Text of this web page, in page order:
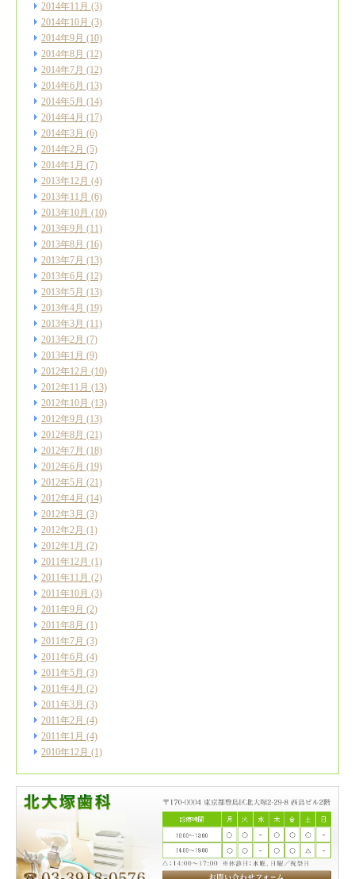
2014年11月 (3)
2014年10月 (3)
2014年9月 (10)
2014年8月 (12)
2014年7月 (12)
2014年6月 (13)
2014年5月 (14)
2014年4月 (17)
2014年3月 (6)
2014年2月 (5)
2014年1月 (7)
2013年12月 (4)
2013年11月 (6)
2013年10月 (10)
2013年9月 (11)
2013年8月 (16)
2013年7月 (13)
2013年6月 (12)
2013年5月 (13)
2013年4月 (19)
2013年3月 (11)
2013年2月 (7)
2013年1月 (9)
2012年12月 (10)
2012年11月 (13)
2012年10月 (13)
2012年9月 (13)
2012年8月 (21)
2012年7月 (18)
2012年6月 (19)
2012年5月 (21)
2012年4月 (14)
2012年3月 (3)
2012年2月 (1)
2012年1月 (2)
2011年12月 (1)
2011年11月 (2)
2011年10月 (3)
2011年9月 (2)
2011年8月 (1)
2011年7月 (3)
2011年6月 (4)
2011年5月 (3)
2011年4月 (2)
2011年3月 (3)
2011年2月 (4)
2011年1月 (4)
2010年12月 (1)